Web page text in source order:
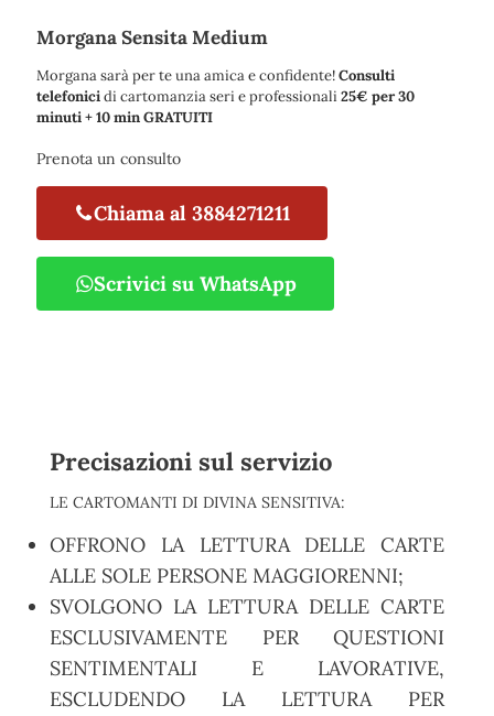
Morgana Sensita Medium
Morgana sarà per te una amica e confidente!Consulti
telefonicidi cartomanzia seri e professionali25€ per 30
minuti + 10 min GRATUITI
Prenota un consulto
Chiama al 3884271211
Scrivici su WhatsApp
Precisazioni sul servizio
LE CARTOMANTI DI DIVINA SENSITIVA:
OFFRONO LA LETTURA DELLE CARTE
ALLE SOLE PERSONE MAGGIORENNI;
SVOLGONO LA LETTURA DELLE CARTE
ESCLUSIVAMENTE PER QUESTIONI
SENTIMENTALI E LAVORATIVE,
ESCLUDENDO LA LETTURA PER